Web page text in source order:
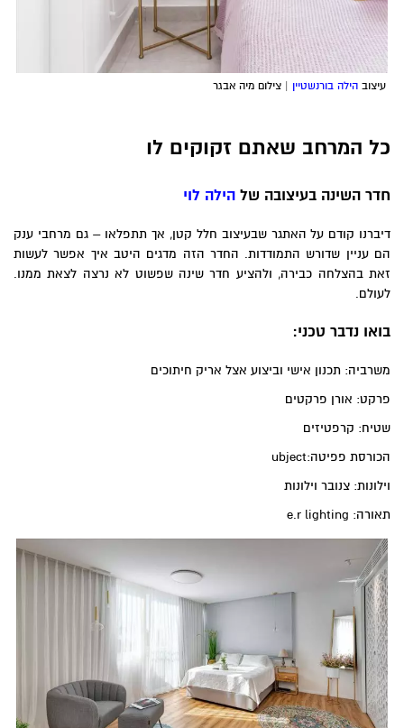
עיצוב הילה בורנשטיין | צילום מיה אבגר
כל המרחב שאתם זקוקים לו
חדר השינה בעיצובה של הילה לוי
דיברנו קודם על האתגר שבעיצוב חלל קטן, אך תתפלאו – גם מרחבי ענק
הם עניין שדורש התמודדות. החדר הזה מדגים היטב איך אפשר לעשות
זאת בהצלחה כבירה, ולהציע חדר שינה שפשוט לא נרצה לצאת ממנו.
לעולם.
בואו נדבר טכני:
משרביה: תכנון אישי וביצוע אצל אריק חיתוכים
פרקט: אורן פרקטים
שטיח: קרפטיזים
הכורסת פפיטה:ubject
וילונות: צנובר וילונות
תאורה: e.r lighting